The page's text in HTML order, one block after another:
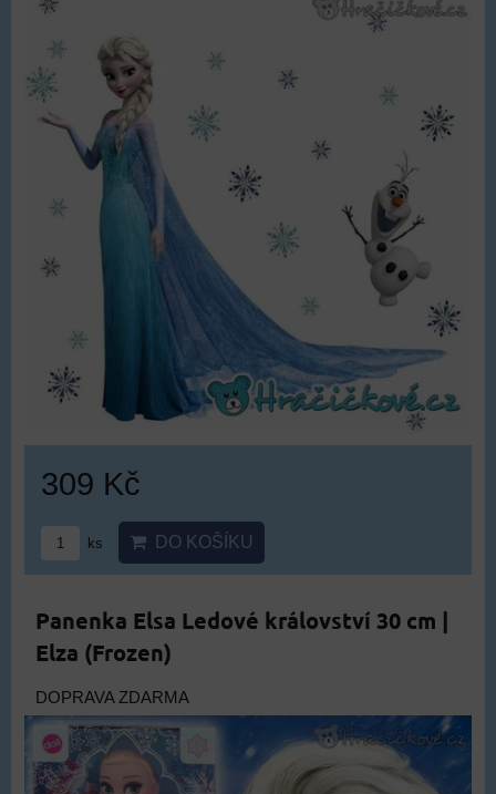
309 Kč
ks DO KOŠÍKU
Panenka Elsa Ledové království 30 cm |
Elza (Frozen)
DOPRAVA ZDARMA